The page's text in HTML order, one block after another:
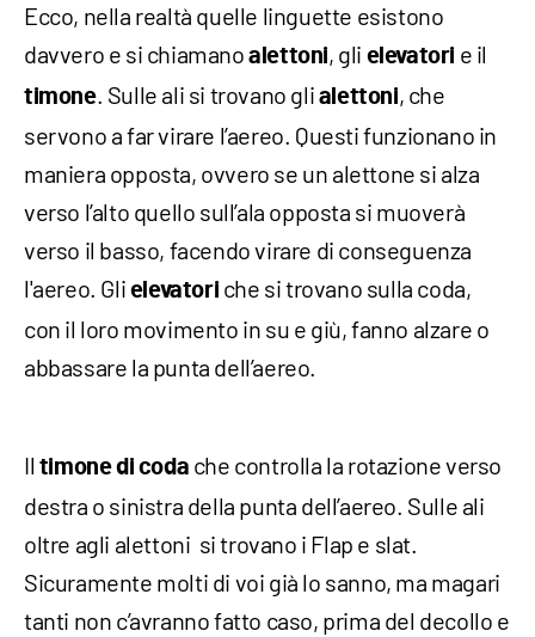
Ecco, nella realtà quelle linguette esistono
davvero e si chiamanoalettoni, gli elevatori e il
timone. Sulle ali si trovano gli alettoni, che
servono a far virare l’aereo. Questi funzionano in
maniera opposta, ovvero se un alettone si alza
verso l’alto quello sull’ala opposta si muoverà
verso il basso, facendo virare di conseguenza
l'aereo. Gli elevatori che si trovano sulla coda,
con il loro movimento in su e giù, fanno alzare o
abbassare la punta dell’aereo.
Il timone di coda che controlla la rotazione verso
destra o sinistra della punta dell’aereo. Sulle ali
oltre agli alettoni si trovano i Flap e slat.
Sicuramente molti di voi già lo sanno, ma magari
tanti non c’avranno fatto caso, prima del decollo e